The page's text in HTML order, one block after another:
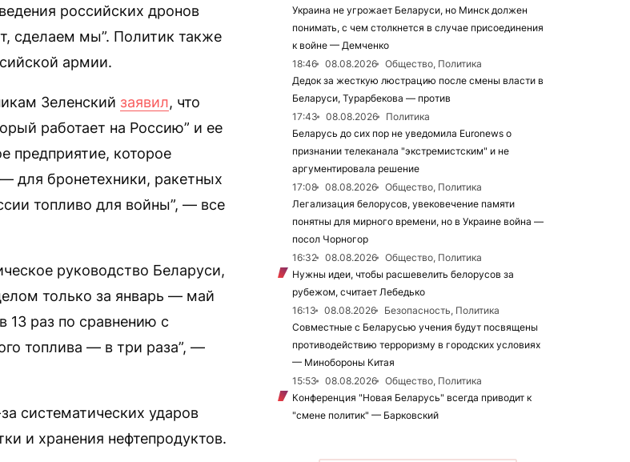
российских дронов
сделаем мы”. Политик также
армии.
Зеленский заявил, что
работает на Россию” и ее
предприятие, которое
для бронетехники, ракетных
топливо для войны”, — все
руководство Беларуси,
только за январь — май
13 раз по сравнению с
топлива — в три раза”, —
систематических ударов
и хранения нефтепродуктов.
Украина не угрожает Беларуси, но Минск должен
понимать, с чем столкнется в случае присоединения
к войне — Демченко
18:46
08.08.2026
Общество, Политика
Дедок за жесткую люстрацию после смены власти в
Беларуси, Турарбекова — против
17:43
08.08.2026
Политика
Беларусь до сих пор не уведомила Euronews о
признании телеканала "экстремистским" и не
аргументировала решение
17:08
08.08.2026
Общество, Политика
Легализация белорусов, увековечение памяти
понятны для мирного времени, но в Украине война —
посол Чорногор
16:32
08.08.2026
Общество, Политика
Нужны идеи, чтобы расшевелить белорусов за
рубежом, считает Лебедько
16:13
08.08.2026
Безопасность, Политика
Совместные с Беларусью учения будут посвящены
противодействию терроризму в городских условиях
— Минобороны Китая
15:53
08.08.2026
Общество, Политика
Конференция "Новая Беларусь" всегда приводит к
"смене политик" — Барковский